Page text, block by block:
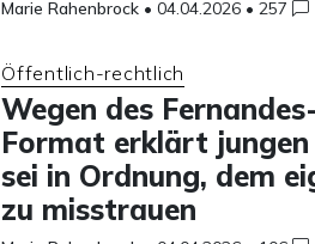
Marie Rahenbrock • 04.04.2026 • 257
Öffentlich-rechtlich
Wegen des
Format erklärt jungen
sei in Ordnung, dem
zu misstrauen